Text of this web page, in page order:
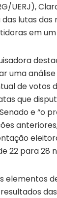
UERJ),
das lutas
em
uma
de votos
que
e “o
22 para 28
elementos